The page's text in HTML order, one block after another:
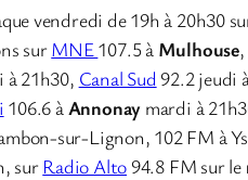
vendredi de 19h à 20h30
surMNE 107.5 à Mulhouse,
à 21h30, Canal Sud 92.2 jeudi
106.6 à Annonay mardi à
sur-Lignon, 102 FM à
sur Radio Alto 94.8 FM sur le